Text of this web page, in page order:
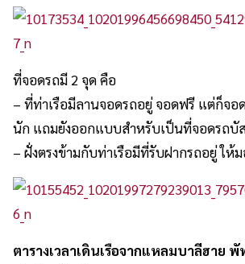
ที่จอดรถมี 2 จุด คือ
– ที่ท่าเรือมีลานจอดรถอยู่ จอดฟรี แต่ก็จอ
นัก แถมยังออกแบบสำหรับเป็นที่จอดรถบั
– ฝั่งตรงข้ามกับท่าเรือมีที่รับฝากรถอยู่ ให้
ตารางเวลาเดินเรือจากแหลมบาลีฮาย